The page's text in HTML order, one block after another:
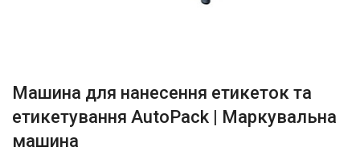
Машина для нанесення етикеток та
етикетування AutoPack | Маркувальна
машина